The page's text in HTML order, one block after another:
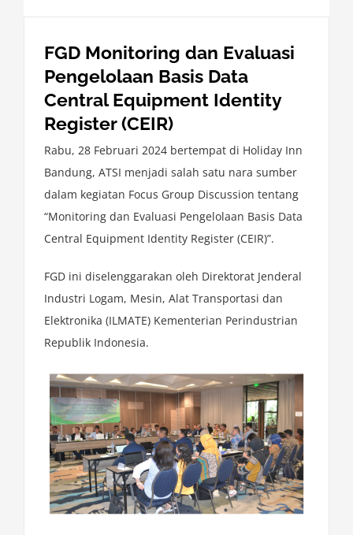
FGD Monitoring dan Evaluasi
Pengelolaan Basis Data
Central Equipment Identity
Register (CEIR)
Rabu, 28 Februari 2024 bertempat di Holiday Inn
Bandung, ATSI menjadi salah satu nara sumber
dalam kegiatan Focus Group Discussion tentang
“Monitoring dan Evaluasi Pengelolaan Basis Data
Central Equipment Identity Register (CEIR)”.
FGD ini diselenggarakan oleh Direktorat Jenderal
Industri Logam, Mesin, Alat Transportasi dan
Elektronika (ILMATE) Kementerian Perindustrian
Republik Indonesia.